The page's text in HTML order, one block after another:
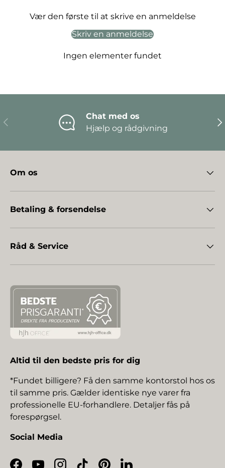
Vær den første til at skrive en anmeldelse
Skriv en anmeldelse
Ingen elementer fundet
Forrige
Chat med os
Hjælp og rådgivning
Om os
Betaling & forsendelse
Råd & Service
Altid til den bedste pris for dig
*Fundet billigere? Få den samme kontorstol hos os
til samme pris. Gælder identiske nye varer fra
professionelle EU-forhandlere. Detaljer fås på
forespørgsel.
Social Media